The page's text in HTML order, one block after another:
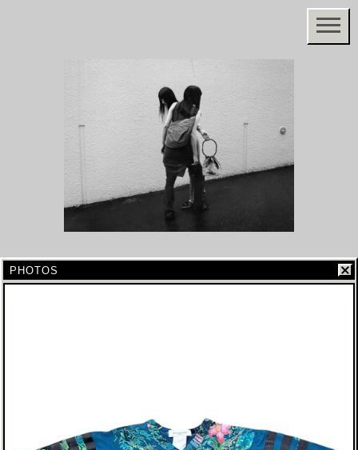
PHOTOS